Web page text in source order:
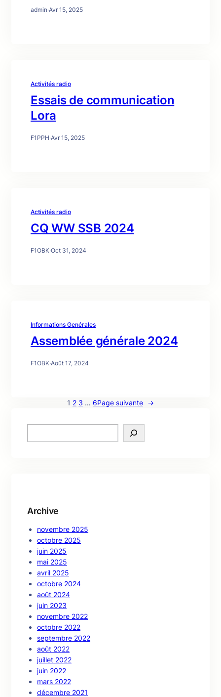
admin·Avr 15, 2025
Activités radio
Essais de communication
Lora
F1PPH·Avr 15, 2025
Activités radio
CQ WW SSB 2024
F1OBK·Oct 31, 2024
Informations Genérales
Assemblée générale 2024
F1OBK·Août 17, 2024
1 2 3 … 6Page suivante →
e
Archive
novembre 2025
octobre 2025
juin 2025
mai 2025
avril 2025
octobre 2024
août 2024
juin 2023
novembre 2022
octobre 2022
septembre 2022
août 2022
juillet 2022
juin 2022
mars 2022
décembre 2021